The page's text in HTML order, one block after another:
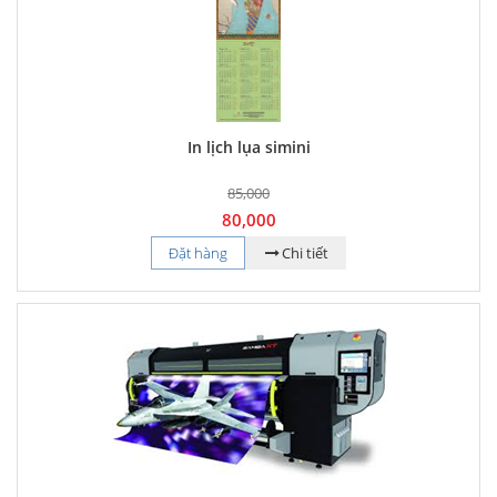
In lịch lụa simini
85,000
80,000
Đặt hàng Chi tiết